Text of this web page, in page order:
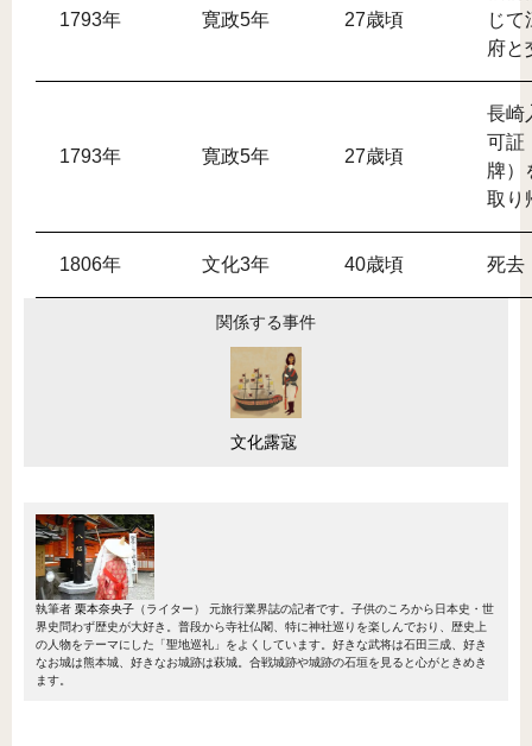
1793年 寛政5年 27歳頃
じて
府と
1793年 寛政5年 27歳頃
長崎
可証
牌）
取り
1806年 文化3年 40歳頃 死去
関係する事件
文化露寇
執筆者 栗本奈央子 （ライター）
元旅行業界誌の記者です。子供のころから日本史・世
界史問わず歴史が大好き。普段から寺社仏閣、特に神社巡りを楽しんでおり、歴史上
の人物をテーマにした「聖地巡礼」をよくしています。好きな武将は石田三成、好き
なお城は熊本城、好きなお城跡は萩城。合戦城跡や城跡の石垣を見ると心がときめき
ます。